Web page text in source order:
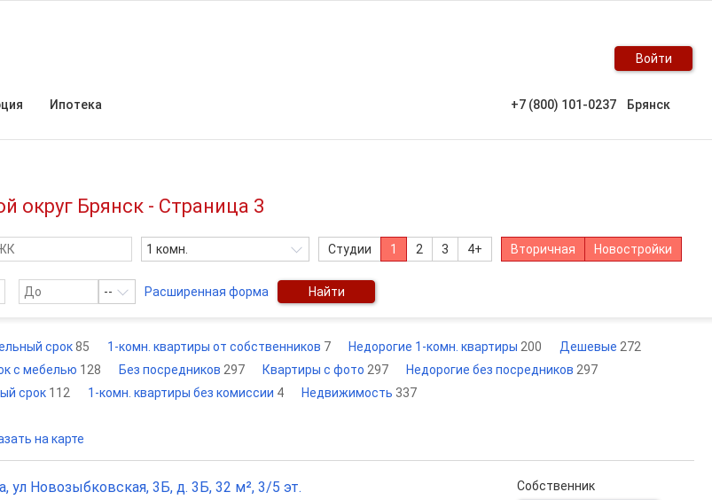
Войти
Ипотека +7 (800) 101-0237 Брянск
округ Брянск - Страница 3
1 комн. Студии 1 2 3 4+ Вторичная Новостройки
-- Расширенная форма Найти
срок85 1-комн. квартиры от собственников 7 Недорогие 1-комн. квартиры 200 Дешевые 272
с мебелью 128 Без посредников 297 Квартиры с фото 297 Недорогие без посредников 297
срок 112 1-комн. квартиры без комиссии 4 Недвижимость 337
на карте
ул Новозыбковская, 3Б, д. 3Б, 32 м², 3/5 эт. Собственник